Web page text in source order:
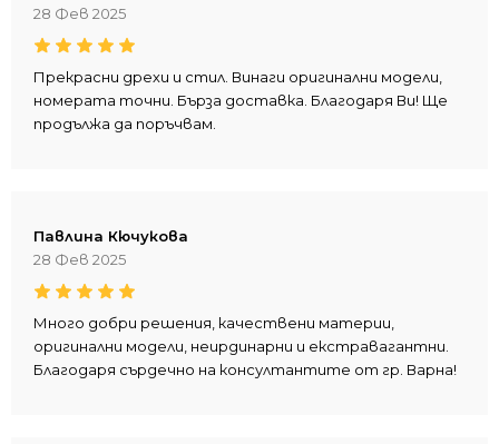
28 Фев 2025
Прекрасни дрехи и стил. Винаги оригинални модели,
номерата точни. Бърза доставка. Благодаря Ви! Ще
продължа да поръчвам.
Павлина Кючукова
28 Фев 2025
Много добри решения, качествени материи,
оригинални модели, неирдинарни и екстравагантни.
Благодаря сърдечно на консултантите от гр. Варна!